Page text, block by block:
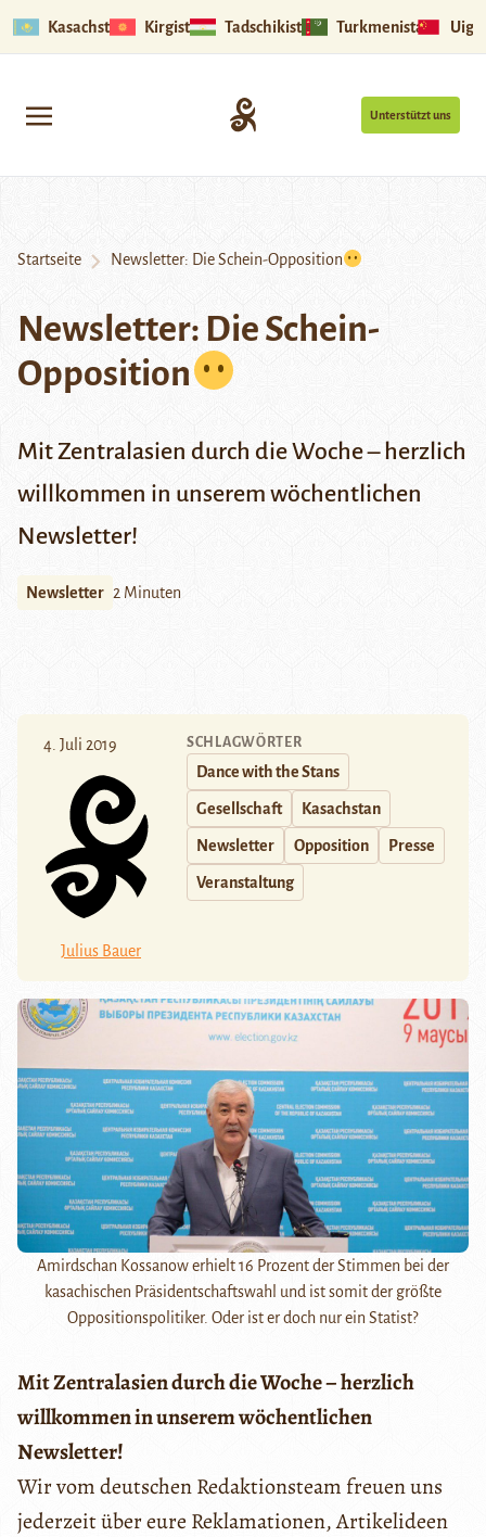
Kasachstan Kirgistan Tadschikistan Turkmenistan
Unterstützt uns
Startseite Newsletter: Die Schein-Opposition
Newsletter: Die Schein-
Opposition
Mit Zentralasien durch die Woche – herzlich
willkommen in unserem wöchentlichen
Newsletter!
Newsletter 2 Minuten
4. Juli 2019
Julius Bauer
SCHLAGWÖRTER
Dance with the Stans
Gesellschaft Kasachstan
Newsletter Opposition Presse
Veranstaltung
Amirdschan Kossanow erhielt 16 Prozent der Stimmen bei der
kasachischen Präsidentschaftswahl und ist somit der größte
Oppositionspolitiker. Oder ist er doch nur ein Statist?
Mit Zentralasien durch die Woche – herzlich
willkommen in unserem wöchentlichen
Newsletter!
Wir vom deutschen Redaktionsteam freuen uns
jederzeit über eure Reklamationen, Artikelideen